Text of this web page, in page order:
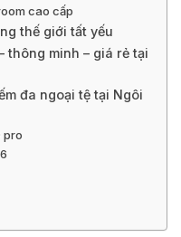
cao cấp
thế giới tất yếu
thông minh – giá rẻ tại
đa ngoại tệ tại Ngôi
pro